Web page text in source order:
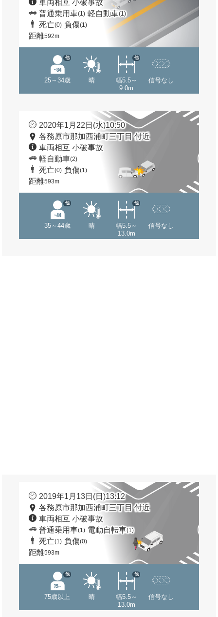
車両相互 小破事故
普通乗用車(1) 軽自動車(1)
死亡(0) 負傷(1)
距離592m
25～34歳
他
晴
幅5.5～
9.0m
他
信号なし
2020年1月22日(水)10:50
各務原市那加西浦町三丁目 付近
車両相互 小破事故
軽自動車(2)
死亡(0) 負傷(1)
距離593m
35～44歳
他
晴
幅5.5～
13.0m
他
信号なし
2019年1月13日(日)13:12
各務原市那加西浦町三丁目 付近
車両相互 小破事故
普通乗用車(1) 電動自転車(1)
死亡(1) 負傷(0)
距離593m
75歳以上
他
晴
幅5.5～
13.0m
他
信号なし